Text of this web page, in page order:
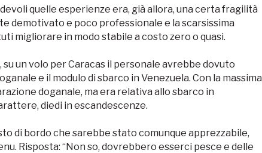
quelle esperienze era, già allora, una certa fragilità
demotivato e poco professionale e la scarsissima
migliorare in modo stabile a costo zero o quasi.
un volo per Caracas il personale avrebbe dovuto
e il modulo di sbarco in Venezuela. Con la massima
doganale, ma era relativa allo sbarco in
diedi in escandescenze.
di bordo che sarebbe stato comunque apprezzabile,
Risposta: “Non so, dovrebbero esserci pesce e delle